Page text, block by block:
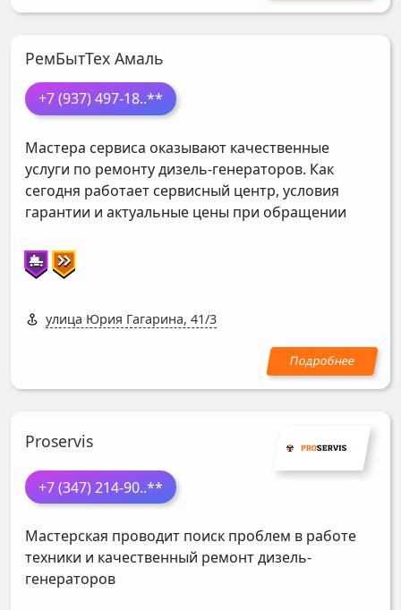
РемБытТех Амаль
+7 (937) 497-18..**
Мастера сервиса оказывают качественные
услуги по ремонту дизель-генераторов. Как
сегодня работает сервисный центр, условия
гарантии и актуальные цены при обращении
улица Юрия Гагарина, 41/3
Proservis
+7 (347) 214-90..**
Мастерская проводит поиск проблем в работе
техники и качественный ремонт дизель-
генераторов